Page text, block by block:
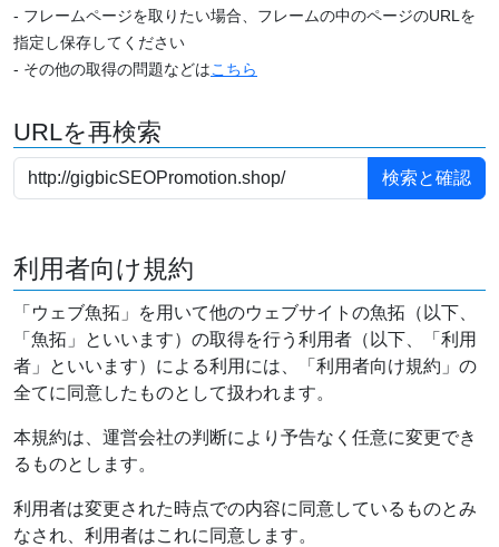
- フレームページを取りたい場合、フレームの中のページのURLを
指定し保存してください
- その他の取得の問題などはこちら
URLを再検索
利用者向け規約
「ウェブ魚拓」を用いて他のウェブサイトの魚拓（以下、
「魚拓」といいます）の取得を行う利用者（以下、「利用
者」といいます）による利用には、「利用者向け規約」の
全てに同意したものとして扱われます。
本規約は、運営会社の判断により予告なく任意に変更でき
るものとします。
利用者は変更された時点での内容に同意しているものとみ
なされ、利用者はこれに同意します。